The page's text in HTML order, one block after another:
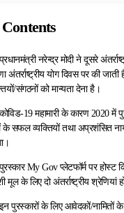
Contents
प्रधानमंत्री नरेन्द्र मोदी ने दूसरे
अंतर्राष्‍ट्रीय योग दिवस पर की
संगठनों को मान्‍यता देना है।
कोविड-19 महामारी के कारण 2020
के सफल व्‍यक्तियों तथा अप्रशंसित
पुरस्‍कार My Gov प्‍लेटफॉर्म पर होस्‍ट
मूल के लिए दो अंतर्राष्‍ट्रीय श्रेणियां
इन पुरस्‍कारों के लिए आवेदकों/नामितों